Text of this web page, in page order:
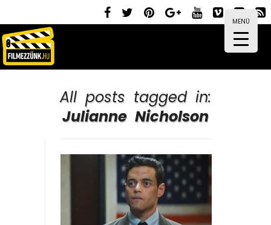
MENÜ
All posts tagged in:
Julianne Nicholson